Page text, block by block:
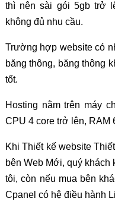
thì nên sài gói 5gb trở
không đủ nhu cầu.
Trường hợp website có
băng thông, băng thông
tốt.
Hosting nằm trên máy
CPU 4 core trở lên, RAM
Khi Thiết kế website
bên Web Mới, quý khách
tôi, còn nếu mua bên
Cpanel có hệ điều hành